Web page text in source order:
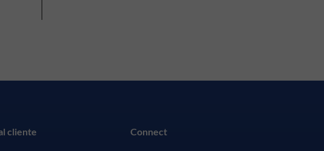
cliente Connect